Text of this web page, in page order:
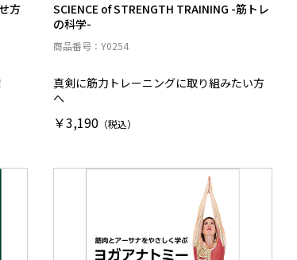
方
SCIENCE of STRENGTH TRAINING -筋トレ
の科学-
商品番号：Y0254
真剣に筋力トレーニングに取り組みたい方
へ
￥3,190 （税込）